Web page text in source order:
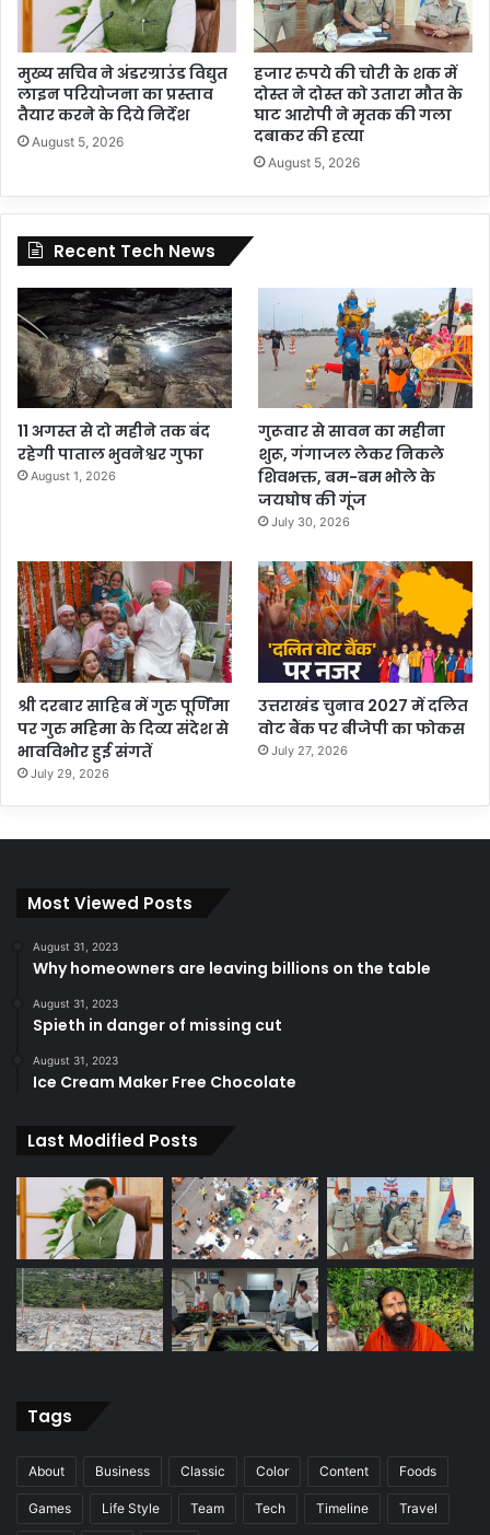
मुख्य सचिव ने अंडरग्राउंड विद्युत
लाइन परियोजना का प्रस्ताव
तैयार करने के दिये निर्देश
August 5, 2026
हजार रुपये की चोरी के शक में
दोस्त ने दोस्त को उतारा मौत के
घाट आरोपी ने मृतक की गला
दबाकर की हत्या
August 5, 2026
Recent Tech News
11 अगस्त से दो महीने तक बंद
रहेगी पाताल भुवनेश्वर गुफा
August 1, 2026
गुरूवार से सावन का महीना
शुरू, गंगाजल लेकर निकले
शिवभक्त, बम-बम भोले के
जयघोष की गूंज
July 30, 2026
श्री दरबार साहिब में गुरु पूर्णिमा
पर गुरु महिमा के दिव्य संदेश से
भावविभोर हुई संगतें
July 29, 2026
उत्तराखंड चुनाव 2027 में दलित
वोट बैंक पर बीजेपी का फोकस
July 27, 2026
Most Viewed Posts
August 31, 2023
Why homeowners are leaving billions on the table
August 31, 2023
Spieth in danger of missing cut
August 31, 2023
Ice Cream Maker Free Chocolate
Last Modified Posts
Tags
About Business Classic Color Content Foods
Games Life Style Team Tech Timeline Travel